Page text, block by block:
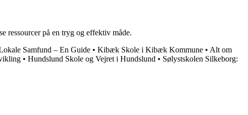
ressourcer på en tryg og effektiv måde.
Samfund – En Guide • Kibæk Skole i Kibæk Kommune • Alt om
• Hundslund Skole og Vejret i Hundslund • Sølystskolen Silkeborg: